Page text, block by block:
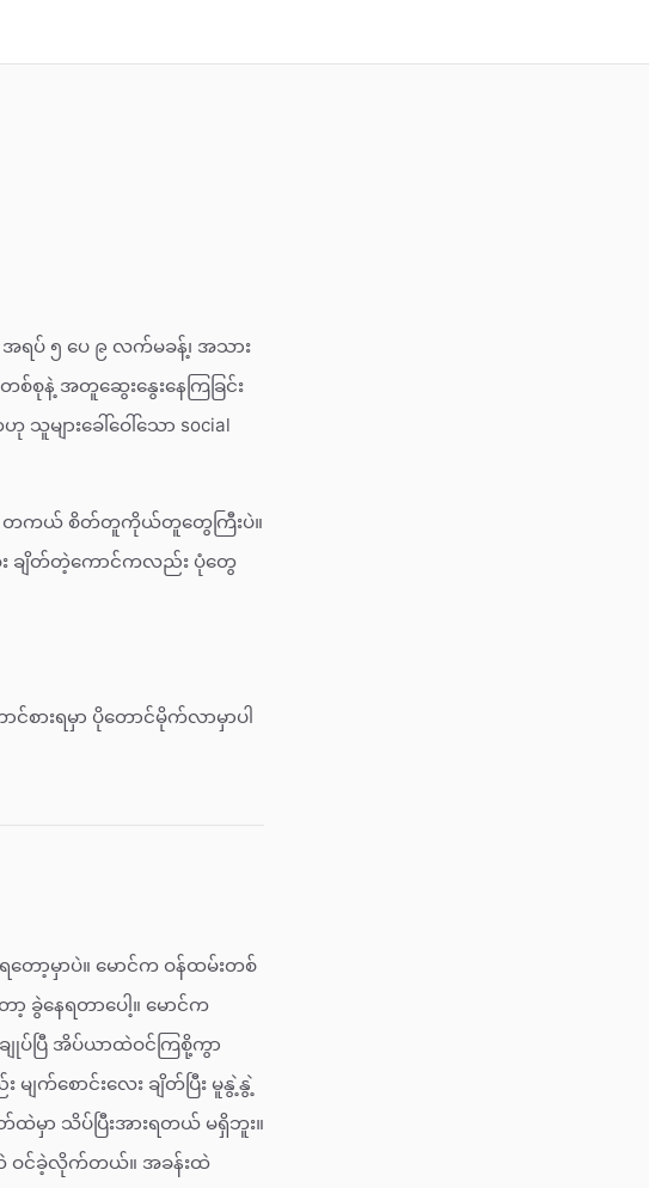
ပ် ၅ ပေ ၉ လက်မခန့်၊ အသား
နဲ့ အတူဆွေးနွေးနေကြခြင်း
ျားခေါ်ဝေါ်သော social
။ တကယ် စိတ်တူကိုယ်တူတွေကြီးပဲ။
ချိတ်တဲ့ကောင်ကလည်း ပုံတွေ
စားရမှာ ပိုတောင်မိုက်လာမှာပါ
ော့မှာပဲ။ မောင်က ဝန်ထမ်းတစ်
ခွဲနေရတာပေါ့။ မောင်က
ျုပ်ပြီ အိပ်ယာထဲဝင်ကြစို့ကွာ
က်စောင်းလေး ချိတ်ပြီး မူနွဲ့နွဲ့
မှာ သိပ်ပြီးအားရတယ် မရှိဘူး။
ထဲ ဝင်ခဲ့လိုက်တယ်။ အခန်းထဲ